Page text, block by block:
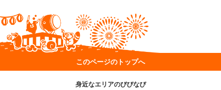
このページのトップへ
身近なエリアのびびなび